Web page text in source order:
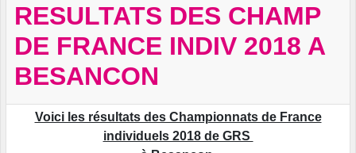
RESULTATS DES CHAMP
DE FRANCE INDIV 2018 A
BESANCON
Voici les résultats des Championnats de France
individuels 2018 de GRS